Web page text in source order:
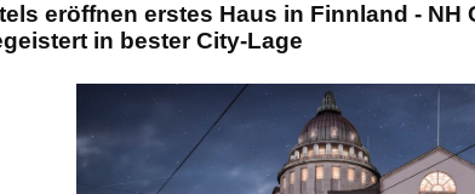
eröffnen erstes Haus in Finnland - NH
in bester City-Lage